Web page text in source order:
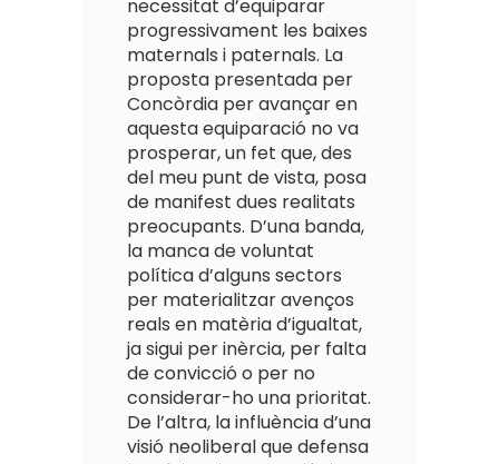
necessitat d’equiparar
progressivament les baixes
maternals i paternals. La
proposta presentada per
Concòrdia per avançar en
aquesta equiparació no va
prosperar, un fet que, des
del meu punt de vista, posa
de manifest dues realitats
preocupants. D’una banda,
la manca de voluntat
política d’alguns sectors
per materialitzar avenços
reals en matèria d’igualtat,
ja sigui per inèrcia, per falta
de convicció o per no
considerar-ho una prioritat.
De l’altra, la influència d’una
visió neoliberal que defensa